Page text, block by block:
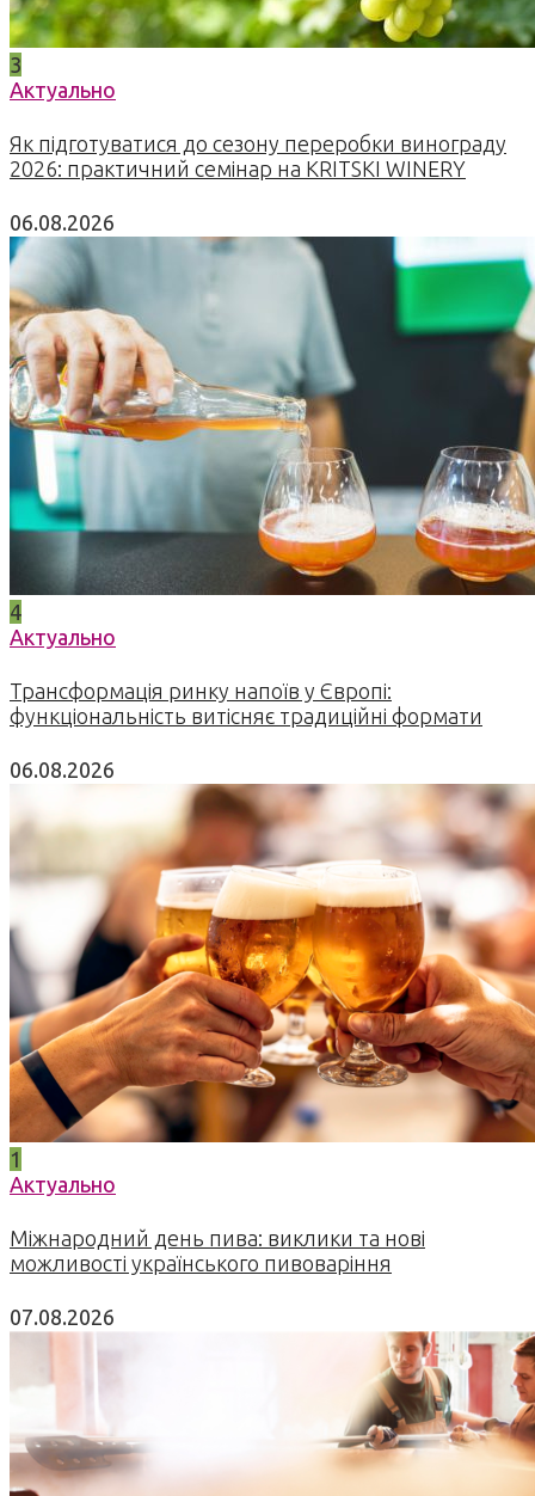
3
Актуально
Як підготуватися до сезону переробки винограду
2026: практичний семінар на KRITSKI WINERY
06.08.2026
4
Актуально
Трансформація ринку напоїв у Європі:
функціональність витісняє традиційні формати
06.08.2026
1
Актуально
Міжнародний день пива: виклики та нові
можливості українського пивоваріння
07.08.2026